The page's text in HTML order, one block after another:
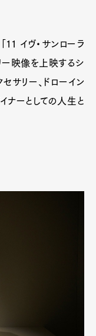
11 イヴ・サンローラ
ー映像を上映するシ
サリー、ドローイン
ナーとしての人生と